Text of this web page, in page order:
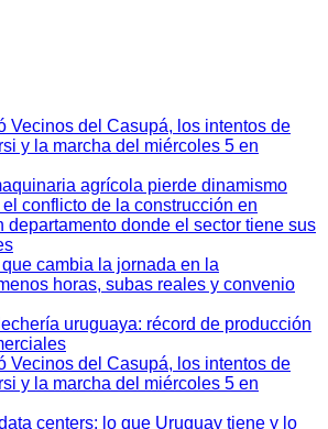
Vecinos del Casupá, los intentos de
y la marcha del miércoles 5 en
agrícola pierde dinamismo
conflicto de la construcción en
departamento donde el sector tiene sus
cambia la jornada en la
horas, subas reales y convenio
uruguaya: récord de producción
Vecinos del Casupá, los intentos de
y la marcha del miércoles 5 en
centers: lo que Uruguay tiene y lo